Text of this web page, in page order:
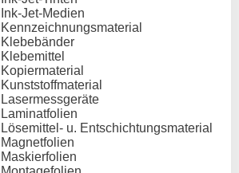
Ink-Jet-Medien
Kennzeichnungsmaterial
Klebebänder
Klebemittel
Kopiermaterial
Kunststoffmaterial
Lasermessgeräte
Laminatfolien
Lösemittel- u. Entschichtungsmaterial
Magnetfolien
Maskierfolien